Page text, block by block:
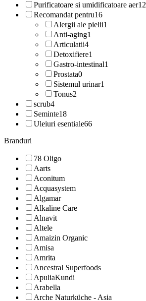
Purificatoare si umidificatoare aer12
Recomandat pentru16
Alergii ale pielii1
Anti-aging1
Articulatii4
Detoxifiere1
Gastro-intestinal1
Prostata0
Sistemul urinar1
Tonus2
scrub4
Seminte18
Uleiuri esentiale66
Branduri
78 Oligo
Aarts
Aconitum
Acquasystem
Algamar
Alkaline Care
Alnavit
Altele
Amaizin Organic
Amisa
Amrita
Ancestral Superfoods
ApuliaKundi
Arabella
Arche Naturküche - Asia